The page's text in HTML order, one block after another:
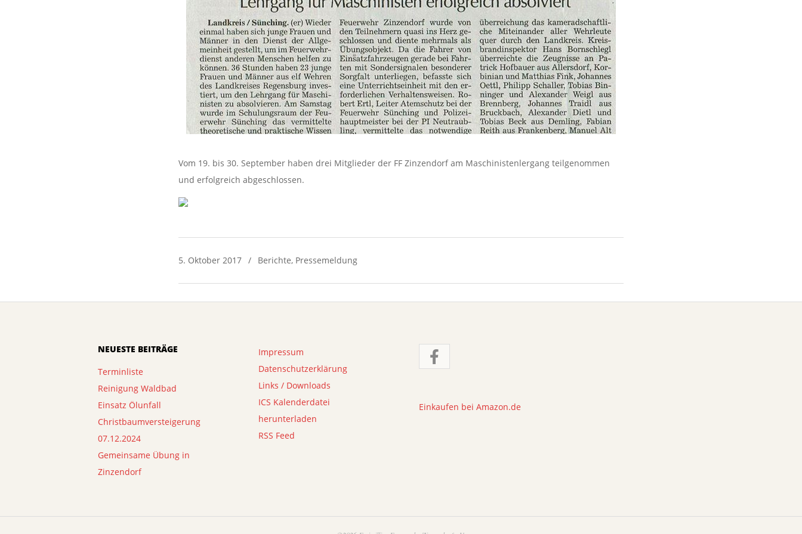
Vom 19. bis 30. September haben drei Mitglieder der FF Zinzendorf am Maschinistenlergang teilgenommen
und erfolgreich abgeschlossen.
10-
5. Oktober 2017 Berichte, Pressemeldung
NEUESTE BEITRÄGE
Terminliste
Reinigung Waldbad
Einsatz Ölunfall
Christbaumversteigerung
07.12.2024
Gemeinsame Übung in
Zinzendorf
Impressum
Datenschutzerklärung
Links / Downloads
ICS Kalenderdatei
herunterladen
RSS Feed
Einkaufen bei Amazon.de